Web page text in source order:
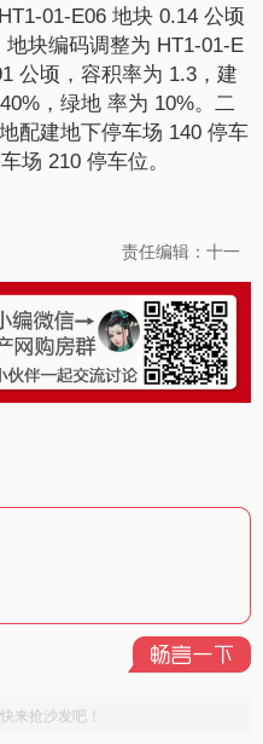
01-E06 地块 0.14 公顷
块编码调整为 HT1-01-E
公顷，容积率为 1.3，建
，绿地 率为 10%。二
配建地下停车场 140 停车
场 210 停车位。
责任编辑：十一